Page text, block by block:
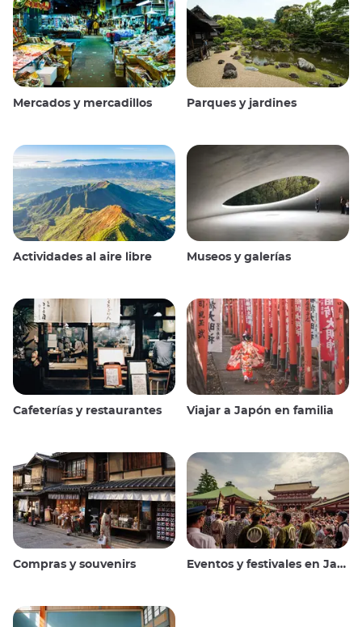
Mercados y mercadillos Parques y jardines
Actividades al aire libre Museos y galerías
Cafeterías y restaurantes Viajar a Japón en familia
Compras y souvenirs Eventos y festivales en Japón